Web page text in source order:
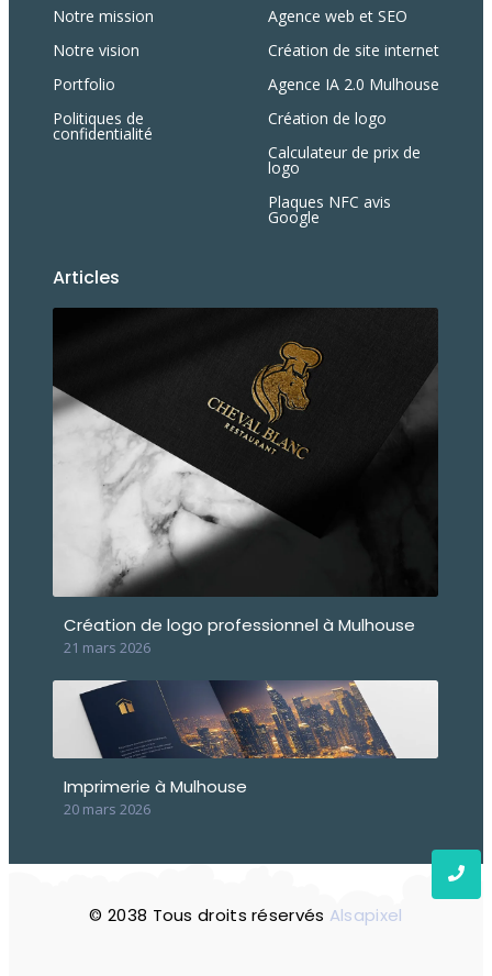
Notre mission
Notre vision
Portfolio
Politiques de
confidentialité
Agence web et SEO
Création de site internet
Agence IA 2.0 Mulhouse
Création de logo
Calculateur de prix de
logo
Plaques NFC avis
Google
Articles
Création de logo professionnel à Mulhouse
21 mars 2026
Imprimerie à Mulhouse
20 mars 2026
© 2038 Tous droits réservés Alsapixel